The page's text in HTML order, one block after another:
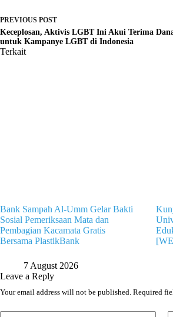
PREVIOUS POST
Keceplosan, Aktivis LGBT Ini Akui Terima
untuk Kampanye LGBT di Indonesia
Terkait
Bank Sampah Al-Umm Gelar Bakti
Sosial Pemeriksaan Mata dan
Pembagian Kacamata Gratis
Bersama PlastikBank
7 August 2026
Leave a Reply
Your email address will not be published. Required